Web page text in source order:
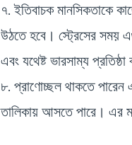
৭. ইতিবাচক মানসিকতাকে
উঠতে হবে। স্ট্রেসের সময়
এবং যথেষ্ট ভারসাম্য
৮. প্রাণোচ্ছল থাকতে পারেন
তালিকায় আসতে পারে। এর